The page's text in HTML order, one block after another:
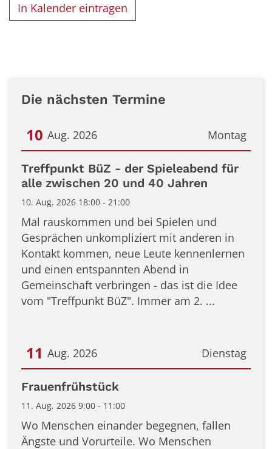
In Kalender eintragen
Die nächsten Termine
Montag
10 Aug. 2026
Datum: 10. August 2026
Treffpunkt BüZ - der Spieleabend für
alle zwischen 20 und 40 Jahren
10. Aug. 2026 18:00 - 21:00
Mal rauskommen und bei Spielen und
Gesprächen unkompliziert mit anderen in
Kontakt kommen, neue Leute kennenlernen
und einen entspannten Abend in
Gemeinschaft verbringen - das ist die Idee
vom "Treffpunkt BüZ". Immer am 2. ...
Dienstag
11 Aug. 2026
Datum: 11. August 2026
Frauenfrühstück
11. Aug. 2026 9:00 - 11:00
Wo Menschen einander begegnen, fallen
Ängste und Vorurteile. Wo Menschen